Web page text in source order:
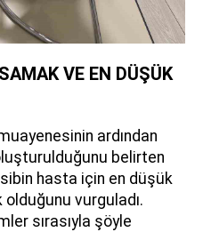
VE EN DÜŞÜK
ardından
belirten
hasta için en düşük
vurguladı.
sırasıyla şöyle